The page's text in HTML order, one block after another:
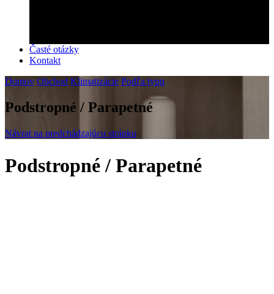
Časté otázky
Kontakt
Domov Obchod Klimatizácie Podľa typu
Podstropné / Parapetné
Návrat na predchádzajúcu stránku
Podstropné / Parapetné